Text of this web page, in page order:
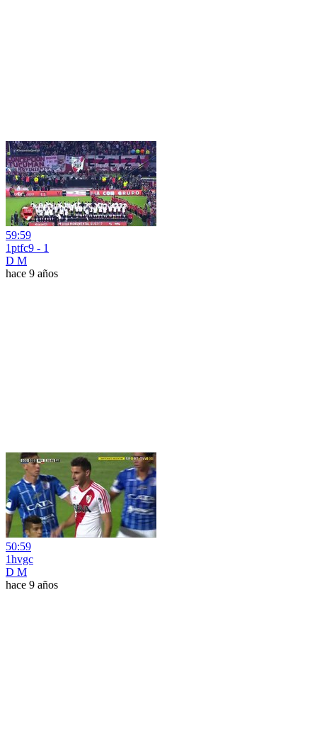
59:59
1ptfc9 - 1
D M
hace 9 años
50:59
1hvgc
D M
hace 9 años